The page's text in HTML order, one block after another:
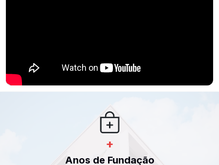
+
Anos de Fundação